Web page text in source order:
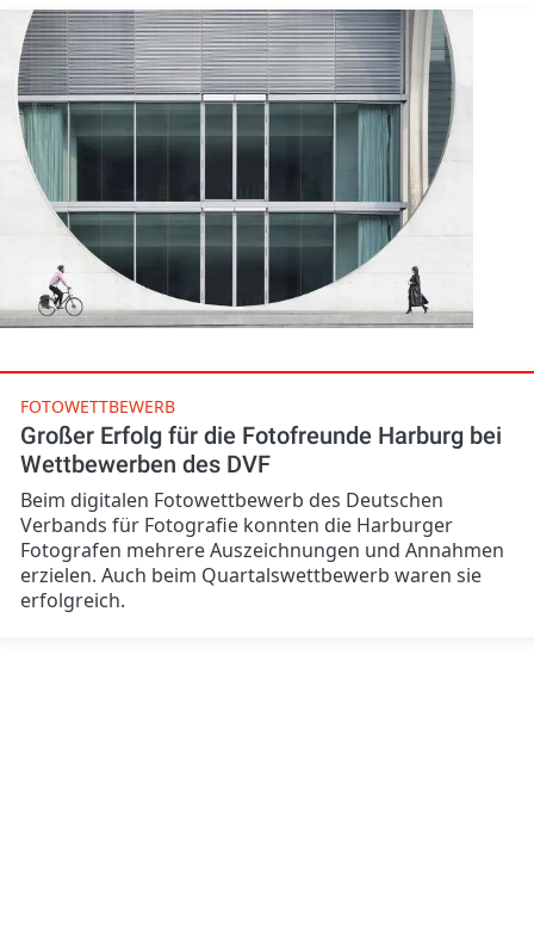
FOTOWETTBEWERB
Großer Erfolg für die Fotofreunde Harburg bei
Wettbewerben des DVF
Beim digitalen Fotowettbewerb des Deutschen
Verbands für Fotografie konnten die Harburger
Fotografen mehrere Auszeichnungen und Annahmen
erzielen. Auch beim Quartalswettbewerb waren sie
erfolgreich.